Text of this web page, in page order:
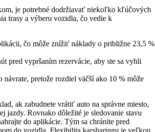
je potrebné dodržiavať niekoľko kľúčových
trasy a výberu vozidla, čo vedie k
čo môže znížiť náklady o približne 23,5 %
pred vypršaním rezervácie, aby ste sa vyhli
pretože rozdiel väčší ako 10 % môže
ak zabudnete vrátiť auto na správne miesto,
jazdy. Rovnako dôležité je sledovanie stavu
do aplikácie. Tým sa chránite pred